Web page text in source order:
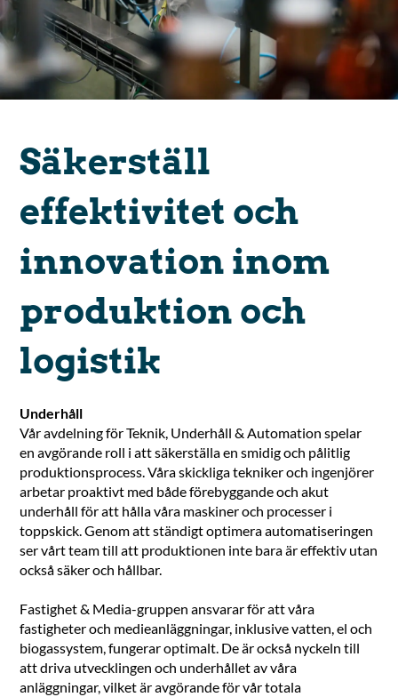
Säkerställ
effektivitet och
innovation inom
produktion och
logistik
Underhåll
Vår avdelning för Teknik, Underhåll & Automation spelar
en avgörande roll i att säkerställa en smidig och pålitlig
produktionsprocess. Våra skickliga tekniker och ingenjörer
arbetar proaktivt med både förebyggande och akut
underhåll för att hålla våra maskiner och processer i
toppskick. Genom att ständigt optimera automatiseringen
ser vårt team till att produktionen inte bara är effektiv utan
också säker och hållbar.
Fastighet & Media-gruppen ansvarar för att våra
fastigheter och medieanläggningar, inklusive vatten, el och
biogassystem, fungerar optimalt. De är också nyckeln till
att driva utvecklingen och underhållet av våra
anläggningar, vilket är avgörande för vår totala